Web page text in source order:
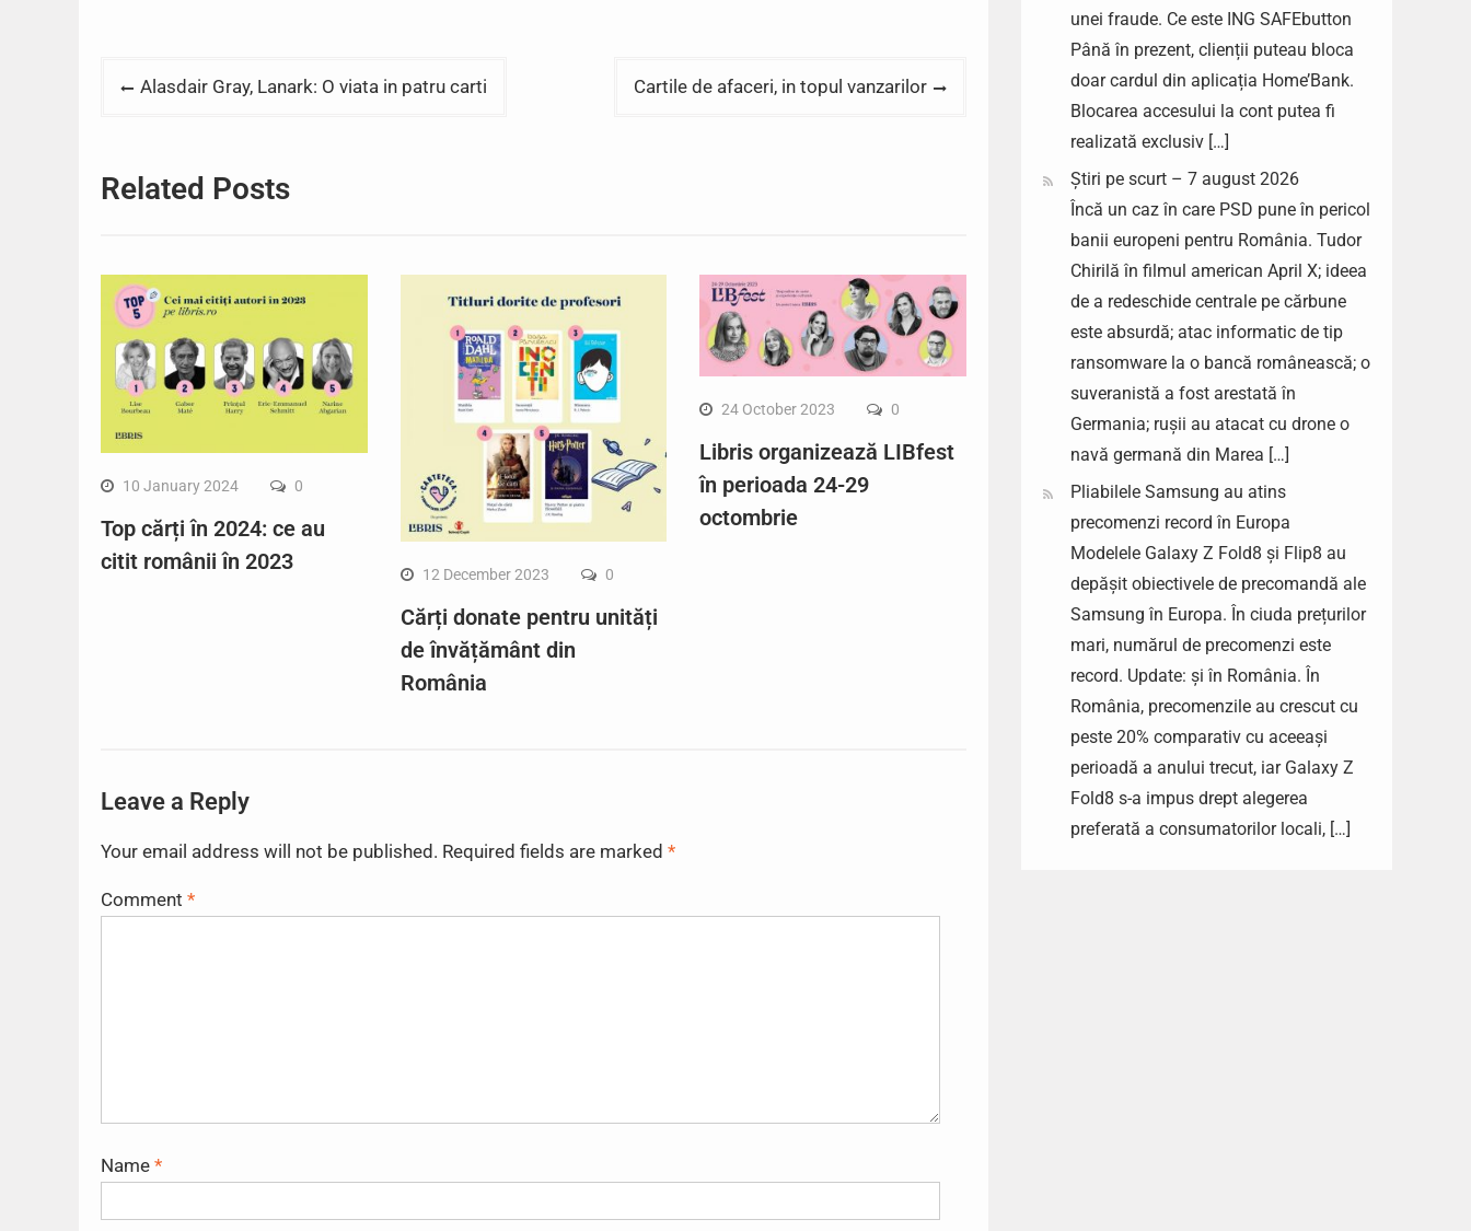
PostAlasdair Gray, Lanark: O viata in patru carti Cartile de afaceri, in topul vanzarilor
Related Posts
10 January 2024 0
Top cărți în 2024: ce au
citit românii în 2023
12 December 2023 0
Cărți donate pentru unități
de învățământ din
România
24 October 2023 0
Libris organizează LIBfest
în perioada 24-29
octombrie
Leave a Reply
Your email address will not be published. Required fields are marked *
Comment *
Name *
unei fraude. Ce este ING SAFEbutton
Până în prezent, clienții puteau bloca
doar cardul din aplicația Home’Bank.
Blocarea accesului la cont putea fi
realizată exclusiv […]
Știri pe scurt – 7 august 2026
Încă un caz în care PSD pune în pericol
banii europeni pentru România. Tudor
Chirilă în filmul american April X; ideea
de a redeschide centrale pe cărbune
este absurdă; atac informatic de tip
ransomware la o bancă românească; o
suveranistă a fost arestată în
Germania; rușii au atacat cu drone o
navă germană din Marea […]
Pliabilele Samsung au atins
precomenzi record în Europa
Modelele Galaxy Z Fold8 și Flip8 au
depășit obiectivele de precomandă ale
Samsung în Europa. În ciuda prețurilor
mari, numărul de precomenzi este
record. Update: și în România. În
România, precomenzile au crescut cu
peste 20% comparativ cu aceeași
perioadă a anului trecut, iar Galaxy Z
Fold8 s-a impus drept alegerea
preferată a consumatorilor locali, […]